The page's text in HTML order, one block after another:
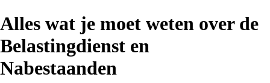
Alles wat je moet weten over de
Belastingdienst en
Nabestaanden